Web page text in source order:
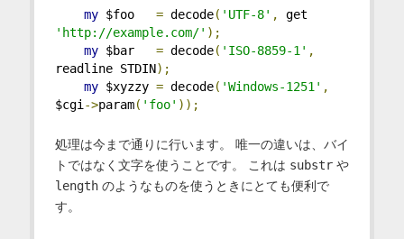
my $foo = decode( 'UTF-8' ,
'http://example.com/' );
my $bar = decode( 'ISO-8859-1' ,
readline STDIN);
my $xyzzy = decode( 'Windows-1251' ,
$cgi ->param( 'foo' ));
処理は今まで通りに行います。 唯一の違いは、バイ
トではなく文字を使うことです。 これは substrや
lengthのようなものを使うときにとても便利で
す。